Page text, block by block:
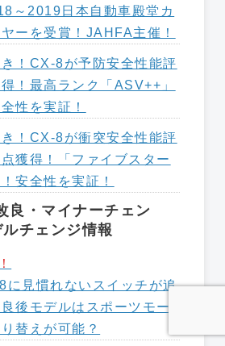
～2019日本自動車殿堂カ
ーを受賞！JAHFA主催！
！CX-8が予防安全性能評
！最高ランク「ASV++」
性を実証！
！CX-8が衝突安全性能評
獲得！「ファイブスター
安全性を実証！
良・マイナーチェン
チェンジ情報
に見慣れないスイッチが追
後モデルはスポーツモー
替えが可能？